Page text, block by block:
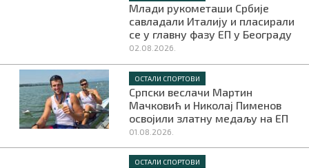
Млади рукометаши Србије
савладали Италију и пласирали
се у главну фазу ЕП у Београду
02.08.2026.
ОСТАЛИ СПОРТОВИ
Српски веслачи Мартин
Мачковић и Николај Пименов
освојили златну медаљу на ЕП
01.08.2026.
ОСТАЛИ СПОРТОВИ